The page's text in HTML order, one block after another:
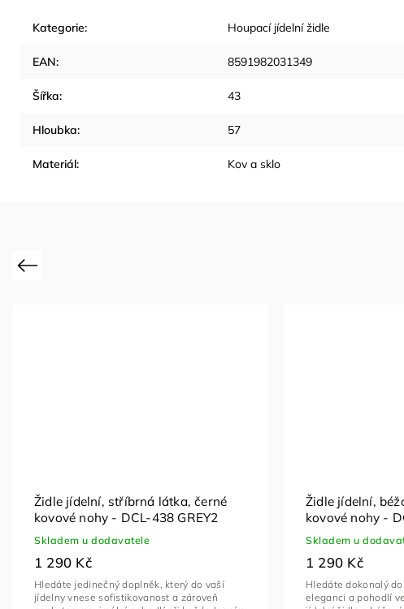
Kategorie: Houpací jídelní židle
EAN: 8591982031349
Šířka: 43
Hloubka: 57
Materiál: Kov a sklo
Previous
Židle jídelní, stříbrná látka, černé
kovové nohy - DCL-438 GREY2
Skladem u dodavatele
1 290 Kč
Hledáte jedinečný doplněk, který do vaší
jídelny vnese sofistikovanost a zároveň
Židle jídelní,
kovové nohy -
Skladem u
1 290 Kč
Hledáte dokonalý
eleganci a pohodlí